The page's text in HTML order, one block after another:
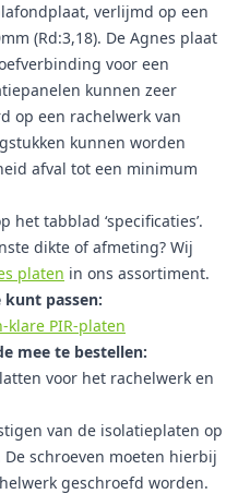
verlijmd op een
(Rd:3,18). De Agnes plaat
voor een
kunnen zeer
op een rachelwerk van
kunnen worden
afval tot een minimum
tabblad ‘specificaties’.
dikte of afmeting? Wij
platen in ons assortiment.
kunt passen:
klare PIR-platen
mee te bestellen:
voor het rachelwerk en
van de isolatieplaten op
De schroeven moeten hierbij
geschroefd worden.